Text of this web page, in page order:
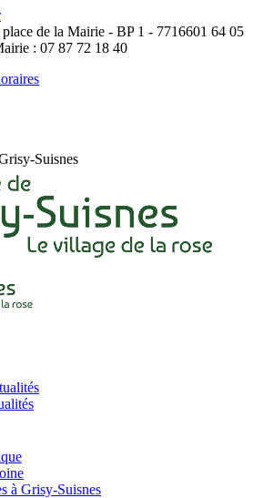
de la Mairie - BP 1 - 7716601 64 05
: 07 87 72 18 40
Suisnes
à Grisy-Suisnes